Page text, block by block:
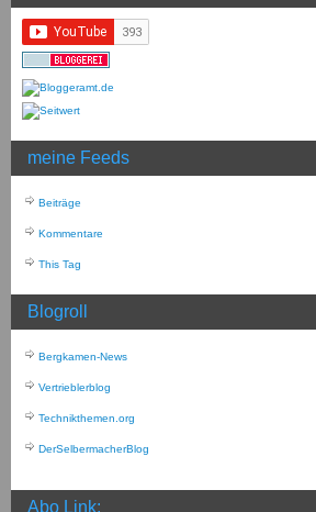
meine Feeds
Beiträge
Kommentare
This Tag
Blogroll
Bergkamen-News
Vertrieblerblog
Technikthemen.org
DerSelbermacherBlog
Abo Link: